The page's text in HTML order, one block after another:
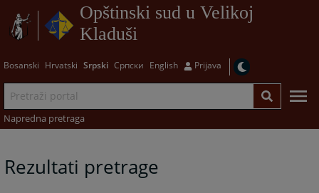
Opštinski sud u Velikoj
Kladuši
Bosanski Hrvatski Srpski Српски English Prijava
Napredna pretraga
Rezultati pretrage